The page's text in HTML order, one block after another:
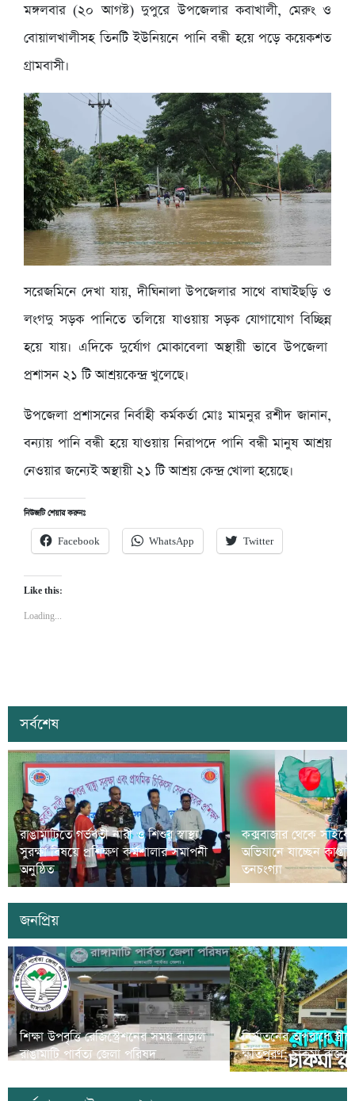
মঙ্গলবার (২০ আগষ্ট) দুপুরে উপজেলার কবাখালী, মেরুং ও
বোয়ালখালীসহ তিনটি ইউনিয়নে পানি বন্ধী হয়ে পড়ে কয়েকশত
গ্রামবাসী।
সরেজমিনে দেখা যায়, দীঘিনালা উপজেলার সাথে বাঘাইছড়ি ও
লংগদু সড়ক পানিতে তলিয়ে যাওয়ায় সড়ক যোগাযোগ বিচ্ছিন্ন
হয়ে যায়। এদিকে দুর্যোগ মোকাবেলা অস্থায়ী ভাবে উপজেলা
প্রশাসন ২১ টি আশ্রয়কেন্দ্র খুলেছে।
উপজেলা প্রশাসনের নির্বাহী কর্মকর্তা মোঃ মামনুর রশীদ জানান,
বন্যায় পানি বন্ধী হয়ে যাওয়ায় নিরাপদে পানি বন্ধী মানুষ আশ্রয়
নেওয়ার জন্যেই অস্থায়ী ২১ টি আশ্রয় কেন্দ্র খোলা হয়েছে।
নিউজটি শেয়ার করুনঃ
Facebook WhatsApp Twitter
Like this:
Loading...
সর্বশেষ
রাঙামাটিতে গর্ভবতী নারী ও শিশুর স্বাস্থ্য
সুরক্ষা বিষয়ে প্রশিক্ষণ কর্মশালার সমাপনী
অনুষ্ঠিত
কক্সবাজার থেকে
অভিযানে যাচ্ছেন
তনচংগ্যা
জনপ্রিয়
শিক্ষা উপবৃত্তি রেজিস্ট্রেশনের সময় বাড়াল
রাঙামাটি পার্বত্য জেলা পরিষদ
নির্যাতনের অপরাধে
ক্ষতিপুরণ; চাকমা